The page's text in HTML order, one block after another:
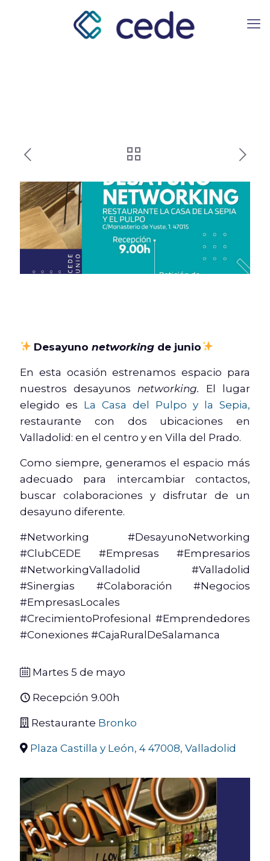
Desayunonetworking de junio
En esta ocasión estrenamos espacio para
nuestros desayunos networking. El lugar
elegido es La Casa del Pulpo y la Sepia,
restaurante con dos ubicaciones en
Valladolid: en el centro y en Villa del Prado.
Como siempre, generamos el espacio más
adecuado para intercambiar contactos,
buscar colaboraciones y disfrutar de un
desayuno diferente.
#Networking #DesayunoNetworking
#ClubCEDE #Empresas #Empresarios
#NetworkingValladolid #Valladolid
#Sinergias #Colaboración #Negocios
#EmpresasLocales
#CrecimientoProfesional #Emprendedores
#Conexiones #CajaRuralDeSalamanca
Martes 5 de mayo
Recepción 9.00h
Restaurante Bronko
Plaza Castilla y León, 4 47008, Valladolid